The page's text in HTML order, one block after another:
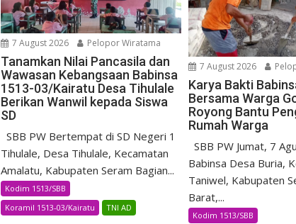
7 August 2026 Pelopor Wiratama
Tanamkan Nilai Pancasila dan
Wawasan Kebangsaan Babinsa
1513-03/Kairatu Desa Tihulale
Berikan Wanwil kepada Siswa
SD
SBB PW Bertempat di SD Negeri 1
Tihulale, Desa Tihulale, Kecamatan
Amalatu, Kabupaten Seram Bagian...
Kodim 1513/SBB
Koramil 1513-03/Kairatu
TNI AD
7 August 2026
Karya Bakti
Bersama Warga
Royong Bantu
Rumah Warga
SBB PW Jumat, 7
Babinsa Desa Buria,
Taniwel, Kabupaten
Barat,...
Kodim 1513/SBB